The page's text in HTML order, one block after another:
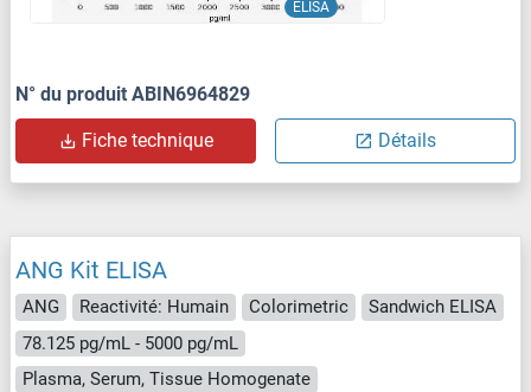
ELISA
N° du produit ABIN6964829
Fiche technique Détails
ANG Kit ELISA
ANG Reactivité: Humain Colorimetric
Sandwich ELISA
78.125 pg/mL - 5000 pg/mL
Plasma, Serum, Tissue Homogenate